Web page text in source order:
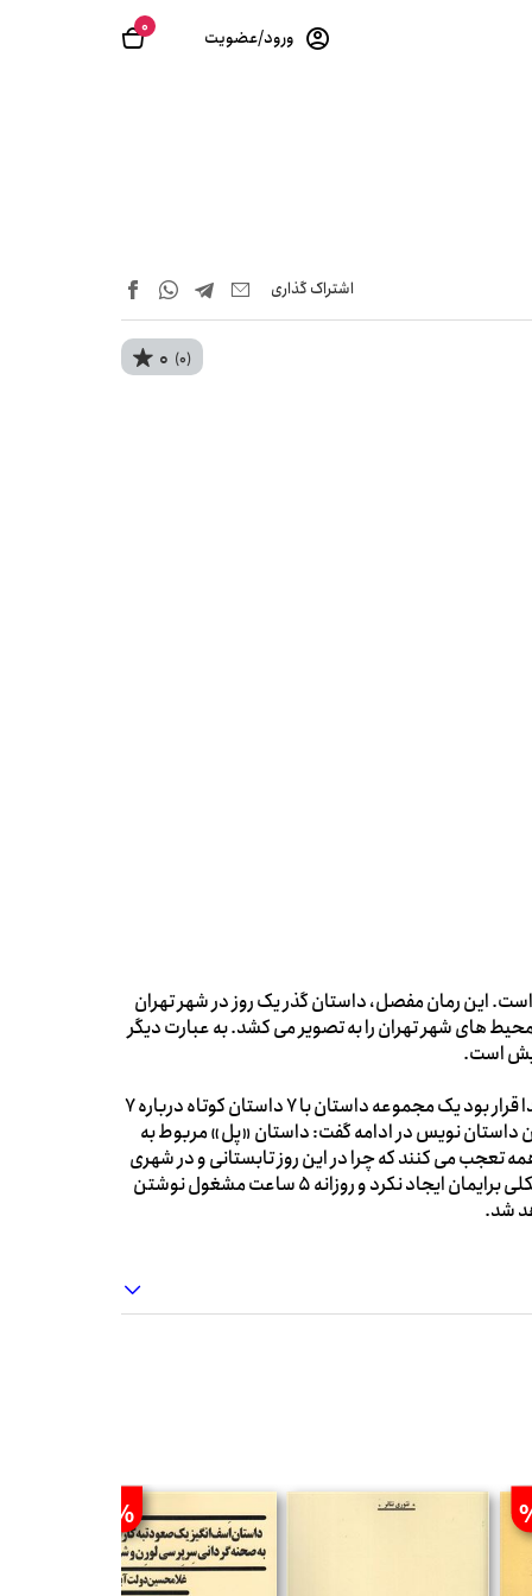
0 ورود/عضویت
اشتراک‌ گذاری
0 (0)
این رمان مفصل، داستان گذر یک روز در شهر تهران
های شهر تهران را به تصویر می کشد. به عبارت دیگر
است.
بارسقیان گفته است: کار روی این رمان ۲ سال به طول انجامید و ابتدا قرار بود یک مجموعه داستان با ۷ داستان کوتاه درباره ۷
داستان نویس در ادامه گفت: داستان «پل» مربوط به
می گیرد و همه تعجب می کنند که چرا در این روز تابستانی و در شهری
مانند تهران، باران گرفته است. فرایند دو نفره نویسی این رمان، مشکلی برایمان ایجاد نکرد و روزانه ۵ ساعت مشغول نوشتن
%